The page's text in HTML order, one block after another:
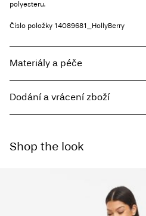
polyesteru.
Číslo položky 14089681_HollyBerry
Materiály a péče
Nesušit v sušičce
Dodání a vrácení zboží
Pick up at Service Point (Packeta)
Shop the look